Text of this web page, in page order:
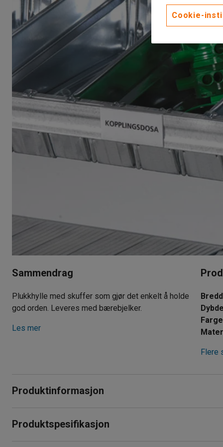
Sammendrag
Plukkhylle med skuffer som gjør det enkelt å holde
god orden. Leveres med bærebjelker.
Les mer
Dybde
Farge
Flere
Produktinformasjon
leveres med bærebjelker.
Produktspesifikasjon
Cookie-